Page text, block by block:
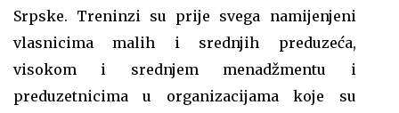
Srpske. Treninzi su prije svega namijenjeni
vlasnicima malih i srednjih preduzeća,
visokom i srednjem menadžmentu i
preduzetnicima u organizacijama koje su